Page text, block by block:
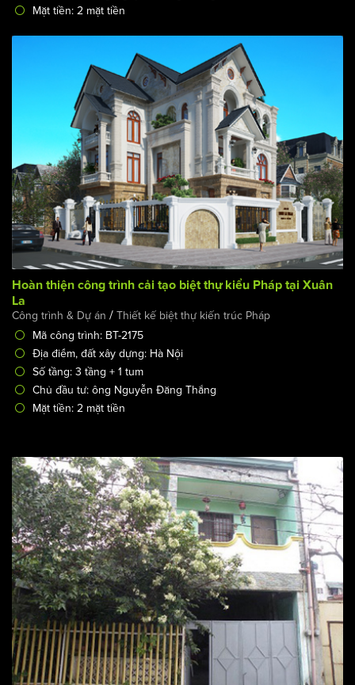
Mặt tiền: 2 mặt tiền
Hoàn thiện công trình cải tạo biệt thự kiểu Pháp tại Xuân
La
Công trình & Dự án / Thiết kế biệt thự kiến trúc Pháp
Mã công trình: BT-2175
Địa điểm, đất xây dựng: Hà Nội
Số tầng: 3 tầng + 1 tum
Chủ đầu tư: ông Nguyễn Đăng Thắng
Mặt tiền: 2 mặt tiền